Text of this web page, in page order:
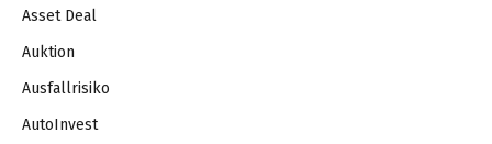
Asset Deal
Auktion
Ausfallrisiko
AutoInvest